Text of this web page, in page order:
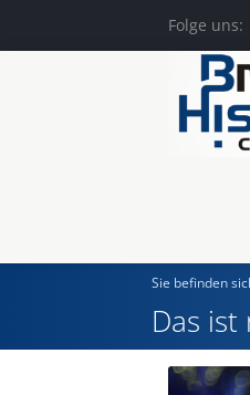
Folge uns:
Home
Sie befinden
Das ist